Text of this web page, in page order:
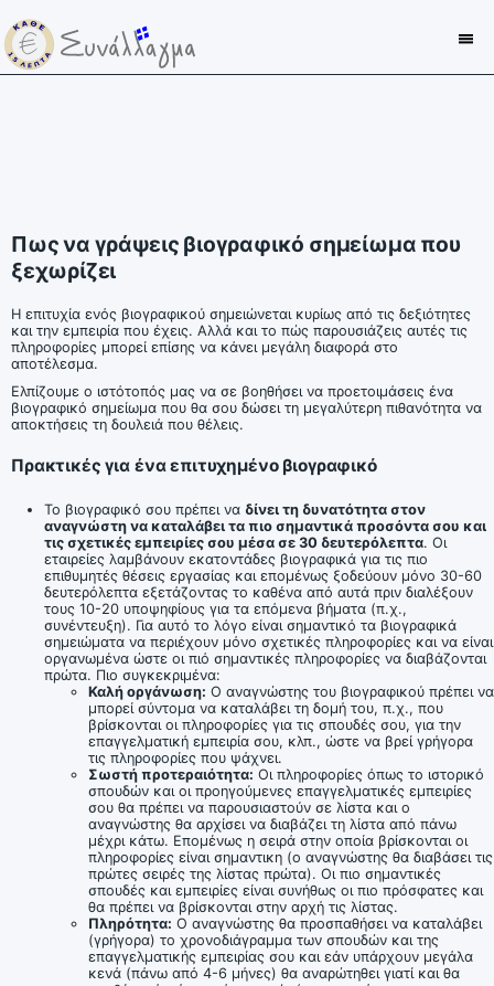
Πως να γράψεις βιογραφικό σημείωμα που
ξεχωρίζει
Η επιτυχία ενός βιογραφικού σημειώνεται κυρίως από τις δεξιότητες
και την εμπειρία που έχεις. Αλλά και το πώς παρουσιάζεις αυτές τις
πληροφορίες μπορεί επίσης να κάνει μεγάλη διαφορά στο
αποτέλεσμα.
Ελπίζουμε ο ιστότοπός μας να σε βοηθήσει να προετοιμάσεις ένα
βιογραφικό σημείωμα που θα σου δώσει τη μεγαλύτερη πιθανότητα να
αποκτήσεις τη δουλειά που θέλεις.
Πρακτικές για ένα επιτυχημένο βιογραφικό
Το βιογραφικό σου πρέπει να δίνει τη δυνατότητα στον
αναγνώστη να καταλάβει τα πιο σημαντικά προσόντα σου και
τις σχετικές εμπειρίες σου μέσα σε 30 δευτερόλεπτα. Οι
εταιρείες λαμβάνουν εκατοντάδες βιογραφικά για τις πιο
επιθυμητές θέσεις εργασίας και επομένως ξοδεύουν μόνο 30-60
δευτερόλεπτα εξετάζοντας το καθένα από αυτά πριν διαλέξουν
τους 10-20 υποψηφίους για τα επόμενα βήματα (π.χ.,
συνέντευξη). Για αυτό το λόγο είναι σημαντικό τα βιογραφικά
σημειώματα να περιέχουν μόνο σχετικές πληροφορίες και να είναι
οργανωμένα ώστε οι πιό σημαντικές πληροφορίες να διαβάζονται
πρώτα. Πιο συγκεκριμένα:
Καλή οργάνωση: Ο αναγνώστης του βιογραφικού πρέπει να
μπορεί σύντομα να καταλάβει τη δομή του, π.χ., που
βρίσκονται οι πληροφορίες για τις σπουδές σου, για την
επαγγελματική εμπειρία σου, κλπ., ώστε να βρεί γρήγορα
τις πληροφορίες που ψάχνει.
Σωστή προτεραιότητα: Οι πληροφορίες όπως το ιστορικό
σπουδών και οι προηγούμενες επαγγελματικές εμπειρίες
σου θα πρέπει να παρουσιαστούν σε λίστα και ο
αναγνώστης θα αρχίσει να διαβάζει τη λίστα από πάνω
μέχρι κάτω. Επομένως η σειρά στην οποία βρίσκονται οι
πληροφορίες είναι σημαντικη (ο αναγνώστης θα διαβάσει τις
πρώτες σειρές της λίστας πρώτα). Οι πιο σημαντικές
σπουδές και εμπειρίες είναι συνήθως οι πιο πρόσφατες και
θα πρέπει να βρίσκονται στην αρχή τις λίστας.
Πληρότητα: Ο αναγνώστης θα προσπαθήσει να καταλάβει
(γρήγορα) το χρονοδιάγραμμα των σπουδών και της
επαγγελματικής εμπειρίας σου και εάν υπάρχουν μεγάλα
κενά (πάνω από 4-6 μήνες) θα αναρώτηθει γιατί και θα